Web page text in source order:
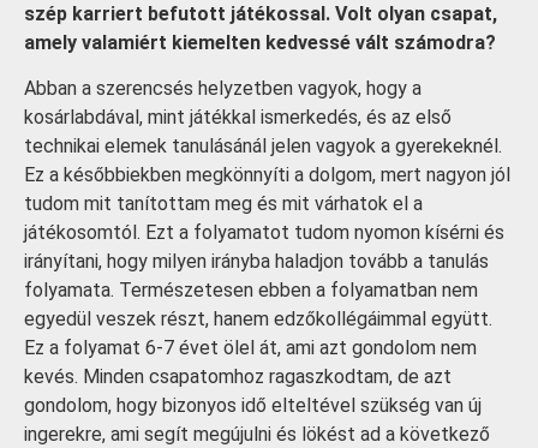
szép karriert befutott játékossal. Volt olyan csapat,
amely valamiért kiemelten kedvessé vált számodra?
Abban a szerencsés helyzetben vagyok, hogy a
kosárlabdával, mint játékkal ismerkedés, és az első
technikai elemek tanulásánál jelen vagyok a gyerekeknél.
Ez a későbbiekben megkönnyíti a dolgom, mert nagyon jól
tudom mit tanítottam meg és mit várhatok el a
játékosomtól. Ezt a folyamatot tudom nyomon kísérni és
irányítani, hogy milyen irányba haladjon tovább a tanulás
folyamata. Természetesen ebben a folyamatban nem
egyedül veszek részt, hanem edzőkollégáimmal együtt.
Ez a folyamat 6-7 évet ölel át, ami azt gondolom nem
kevés. Minden csapatomhoz ragaszkodtam, de azt
gondolom, hogy bizonyos idő elteltével szükség van új
ingerekre, ami segít megújulni és lökést ad a következő